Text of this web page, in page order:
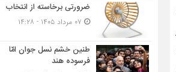
ضرورتی برخاسته از انتخاب
طنین خشم نسل جوان امّا
فرسوده هند